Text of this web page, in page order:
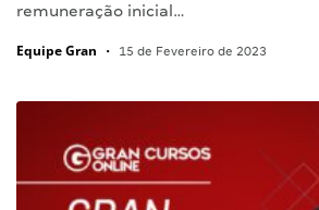
remuneração inicial…
Equipe Gran • 15 de Fevereiro de 2023